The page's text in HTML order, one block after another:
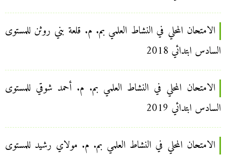
الامتحان المحلي في النشاط العلمي بم. م. قلعة بني روثن للمستوى
السادس ابتدائي 2018
الامتحان المحلي في النشاط العلمي بم. م. أحمد شوقي للمستوى
السادس ابتدائي 2019
الامتحان المحلي في النشاط العلمي بم. م. مولاي رشيد للمستوى